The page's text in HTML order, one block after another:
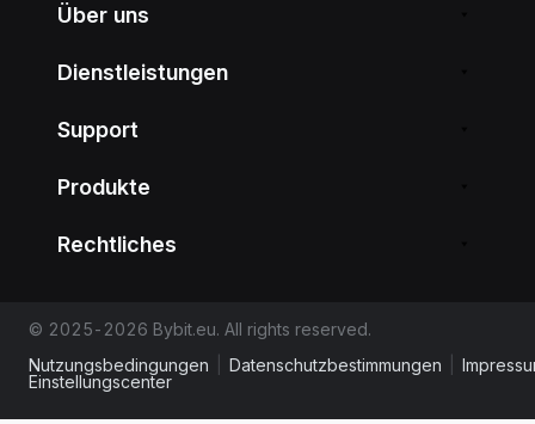
Über uns
Dienstleistungen
Support
Produkte
Rechtliches
© 2025-2026 Bybit.eu. All rights reserved.
Nutzungsbedingungen
Datenschutzbestimmungen
Einstellungscenter